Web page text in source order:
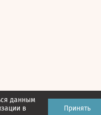
данным
в
Принять